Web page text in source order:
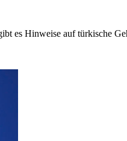
es Hinweise auf türkische